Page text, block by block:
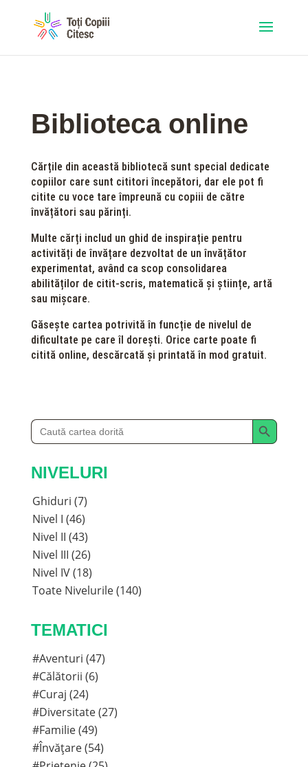
Biblioteca online
Cărțile din această bibliotecă sunt special dedicate
copiilor care sunt cititori începători, dar ele pot fi
citite cu voce tare împreună cu copiii de către
învățători sau părinți.
Multe cărți includ un ghid de inspirație pentru
activități de învățare dezvoltat de un învățător
experimentat, având ca scop consolidarea
abilităților de citit-scris, matematică și științe, artă
sau mișcare.
Găsește cartea potrivită în funcție de nivelul de
dificultate pe care îl dorești. Orice carte poate fi
citită online, descărcată și printată în mod gratuit.
Search
for:
Search Button
NIVELURI
Ghiduri (7)
Nivel I (46)
Nivel II (43)
Nivel III (26)
Nivel IV (18)
Toate Nivelurile (140)
TEMATICI
#Aventuri (47)
#Călătorii (6)
#Curaj (24)
#Diversitate (27)
#Familie (49)
#Învățare (54)